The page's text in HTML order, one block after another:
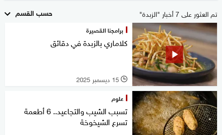
حسب القسم تم العثور على 7 أخبار "الزبدة"
برامجنا القصيرة
كلاماري بالزبدة في دقائق
l 15 ديسمبر 2025
علوم
تسبب الشيب والتجاعيد.. 6 أطعمة
تسرع الشيخوخة